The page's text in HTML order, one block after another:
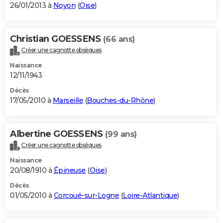
26/01/2013 à Noyon (Oise)
Christian GOESSENS (66 ans)
Créer une cagnotte obsèques
Naissance
12/11/1943
Décès
17/05/2010 à Marseille (Bouches-du-Rhône)
Albertine GOESSENS (99 ans)
Créer une cagnotte obsèques
Naissance
20/08/1910 à Épineuse (Oise)
Décès
01/05/2010 à Corcoué-sur-Logne (Loire-Atlantique)